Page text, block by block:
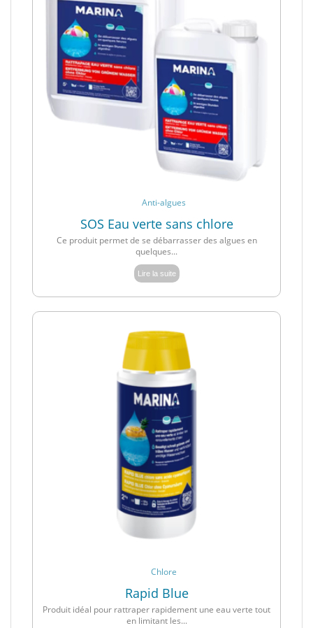
Anti-algues
SOS Eau verte sans chlore
Ce produit permet de se débarrasser des algues en
quelques...
Lire la suite
Chlore
Rapid Blue
Produit idéal pour rattraper rapidement une eau verte tout
en limitant les...